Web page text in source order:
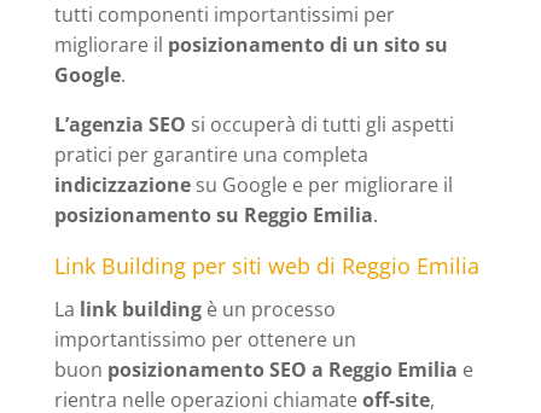
tutti componenti importantissimi per
migliorare il posizionamento di un sito su
Google.
L’agenzia SEO si occuperà di tutti gli aspetti
pratici per garantire una completa
indicizzazionesu Google e per migliorare il
posizionamento su Reggio Emilia.
Link Building per siti web di Reggio Emilia
La link buildingè un processo
importantissimo per ottenere un
buon posizionamento SEO a Reggio Emilia e
rientra nelle operazioni chiamateoff-site,